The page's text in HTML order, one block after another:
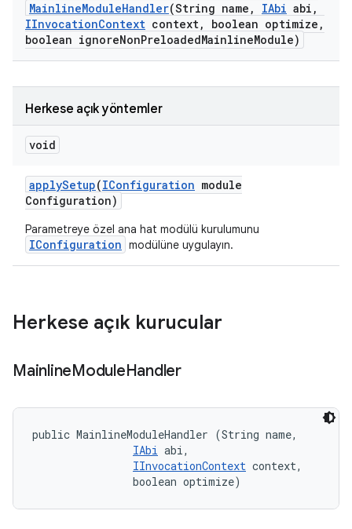
MainlineModuleHandler(String name , IAbi abi ,
IInvocationContext context, boolean optimize ,
boolean ignoreNonPreloadedMainlineModule)
Herkese açık yöntemler
void
applySetup(IConfiguration module
Configuration)
Parametreye özel ana hat modülü kurulumunu
IConfiguration modülüne uygulayın.
Herkese açık kurucular
MainlineModuleHandler
public MainlineModuleHandler (String name,
IAbi abi,
IInvocationContext context,
                boolean optimize)